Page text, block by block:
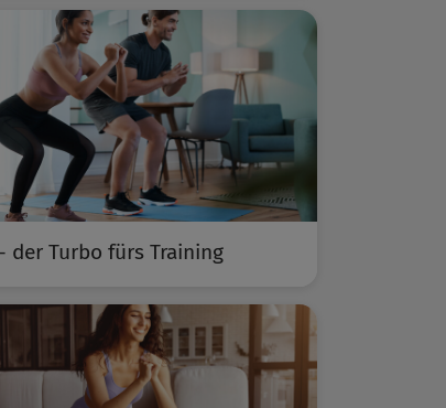
der Turbo fürs Training